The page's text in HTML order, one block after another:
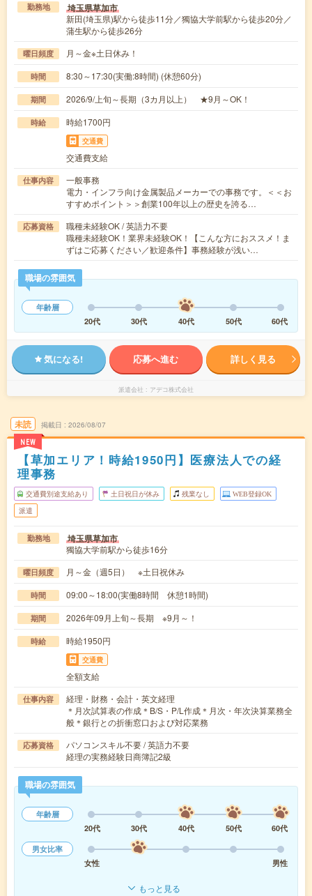
勤務地 埼玉県草加市
新田(埼玉県)駅から徒歩11分／獨協大学前駅から徒歩20分／
蒲生駅から徒歩26分
曜日頻度 月～金※土日休み！
時間 8:30～17:30(実働:8時間) (休憩60分)
期間 2026/9/上旬～長期（3カ月以上） ★9月～OK！
時給 時給1700円
交通費
交通費支給
仕事内容
一般事務
電力・インフラ向け金属製品メーカーでの事務です。＜＜お
すすめポイント＞＞創業100年以上の歴史を誇る…
応募資格
職種未経験OK / 英語力不要
職種未経験OK！業界未経験OK！【こんな方におススメ！ま
ずはご応募ください／歓迎条件】事務経験が浅い…
職場の雰囲気
年齢層
20代
30代 40代 50代 60代
気になる! 応募へ進む 詳しく見る
派遣会社 アデコ株式会社
未読
NEW
掲載日 2026/08/07
【草加エリア！時給1950円】医療法人での経
理事務
交通費別途支給あり 土日祝日が休み 残業なし WEB登録OK
派遣
勤務地 埼玉県草加市
獨協大学前駅から徒歩16分
曜日頻度 月～金（週5日） ※土日祝休み
時間 09:00～18:00(実働8時間 休憩1時間)
期間 2026年09月上旬～長期 ※9月～！
時給 時給1950円
交通費
全額支給
仕事内容
経理・財務・会計・英文経理
＊月次試算表の作成＊B/S・P/L作成＊月次・年次決算業務全
般＊銀行との折衝窓口および対応業務
応募資格
パソコンスキル不要 / 英語力不要
経理の実務経験日商簿記2級
職場の雰囲気
年齢層
20代
30代 40代 50代
60代
男女比率
女性
男性
もっと見る